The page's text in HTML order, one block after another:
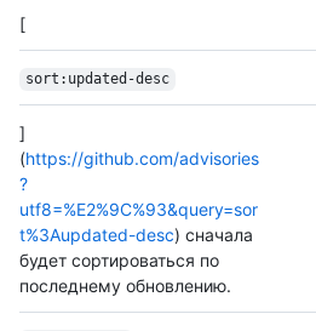
[
sort:updated-desc
]
(https://github.com/advisories
?
utf8=%E2%9C%93&query=sor
t%3Aupdated-desc) сначала
будет сортироваться по
последнему обновлению.